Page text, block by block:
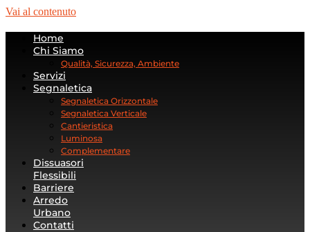
Vai al contenuto
Home
Chi Siamo
Qualità, Sicurezza, Ambiente
Servizi
Segnaletica
Segnaletica Orizzontale
Segnaletica Verticale
Cantieristica
Luminosa
Complementare
Dissuasori
Flessibili
Barriere
Arredo
Urbano
Contatti